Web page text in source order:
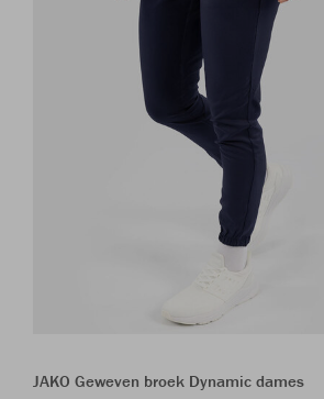
JAKO Geweven broek Dynamic dames